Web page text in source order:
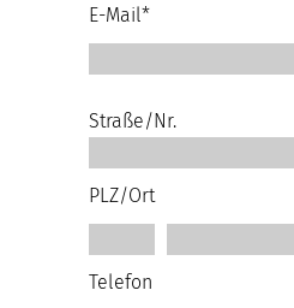
E-Mail*
Straße/Nr.
PLZ/Ort
Telefon